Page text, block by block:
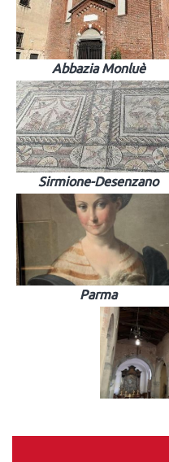
Abbazia Monluè
Sirmione-Desenzano
Parma